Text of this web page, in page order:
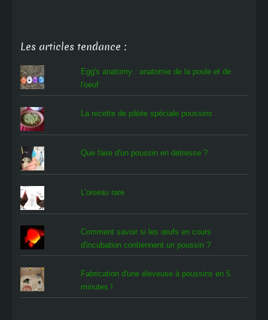
Les articles tendance :
Egg's anatomy : anatomie de la poule et de
l'oeuf
La recette de pâtée spéciale poussins
Que faire d'un poussin en détresse ?
L'oiseau rare
Comment savoir si les œufs en cours
d'incubation contiennent un poussin ?
Fabrication d'une éleveuse à poussins en 5
minutes !